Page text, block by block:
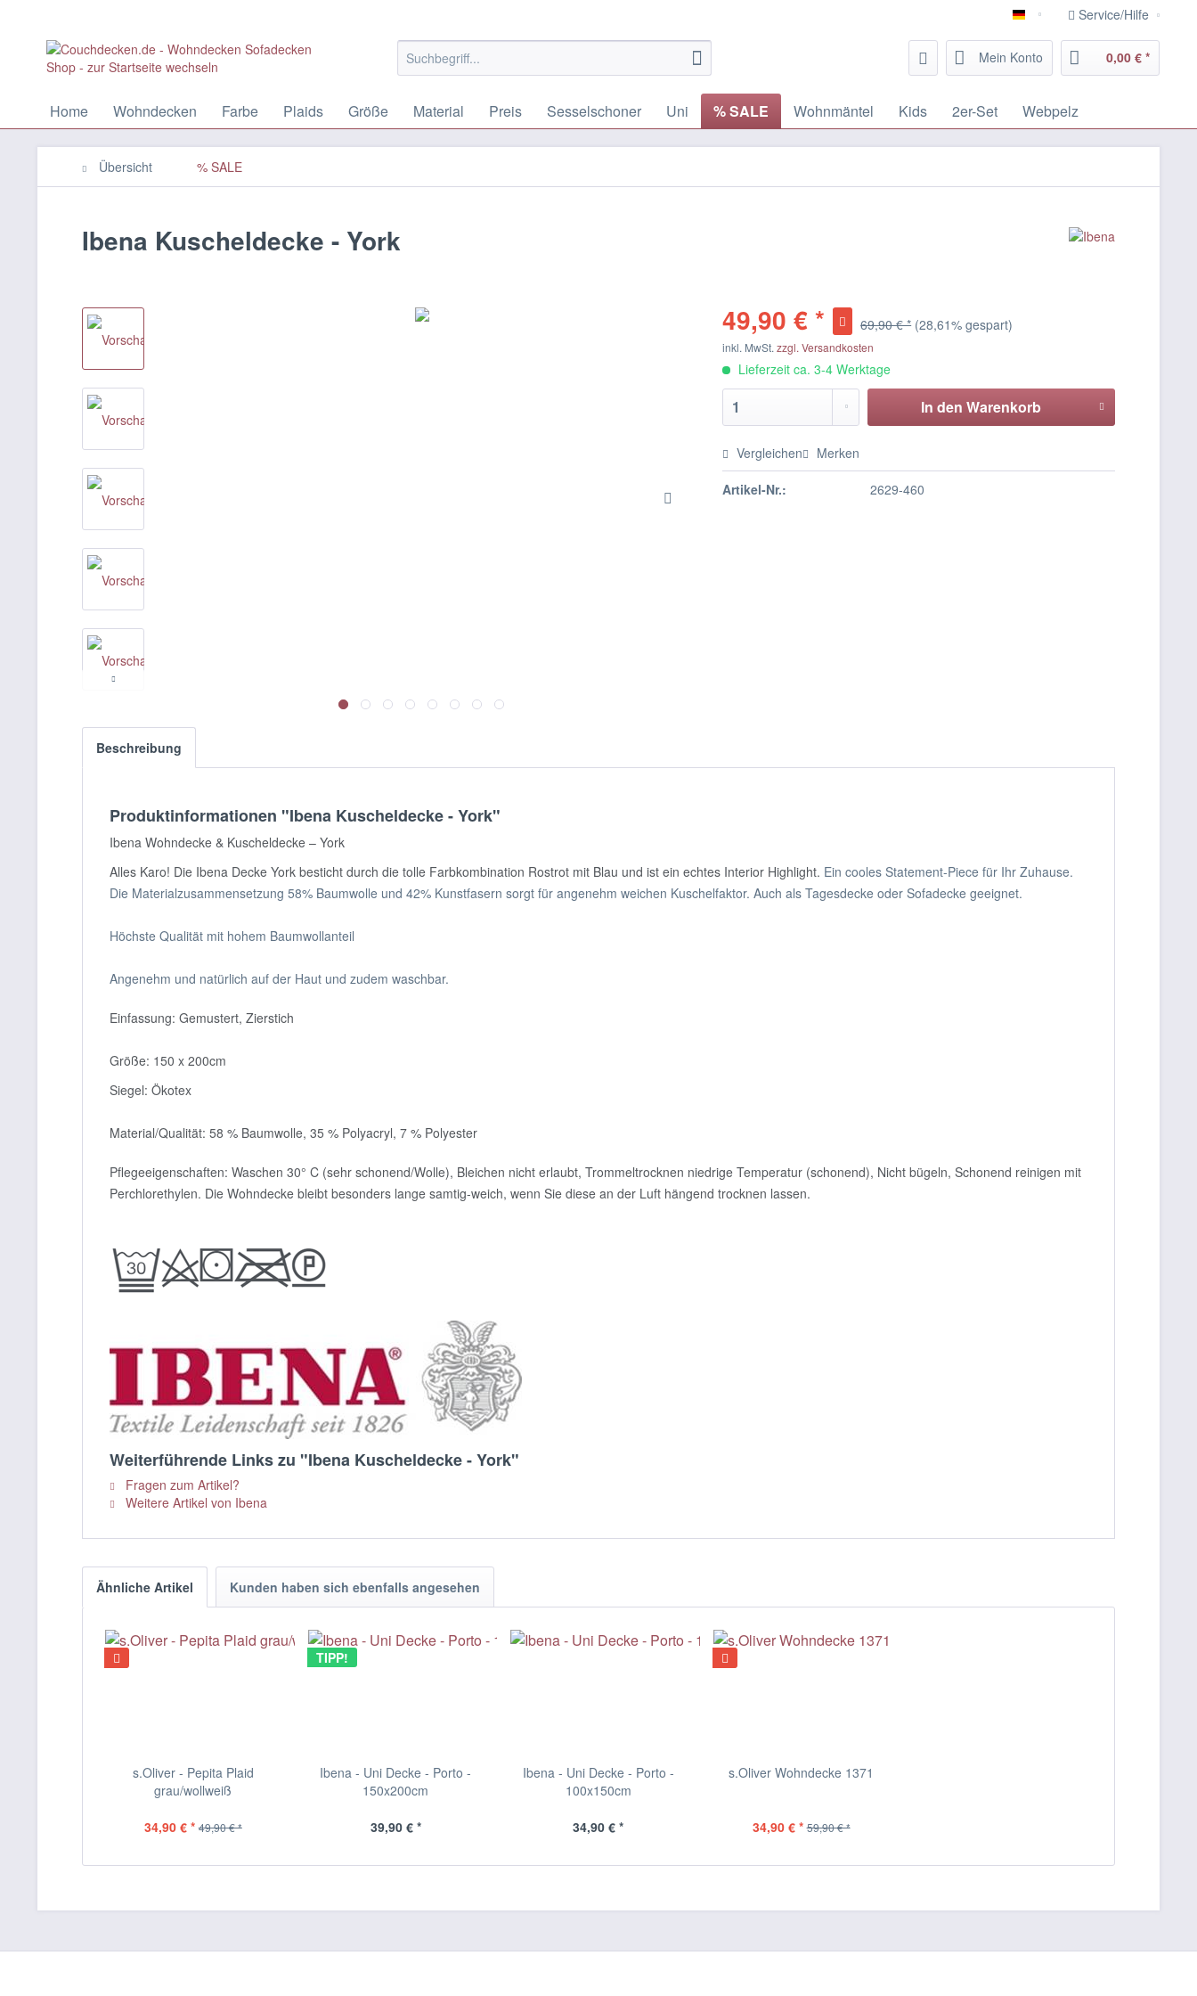
Deutsch Service/Hilfe
Mein Konto 0,00 € *
Home Wohndecken Farbe Plaids Größe Material Preis Sesselschoner Uni % SALE Wohnmäntel Kids 2er-Set Webpelz
Übersicht % SALE
Ibena Kuscheldecke - York
49,90 € * 69,90 € * (28,61% gespart)
inkl. MwSt.zzgl. Versandkosten
Lieferzeit ca. 3-4 Werktage
In den Warenkorb
Vergleichen Merken
Artikel-Nr.: 2629-460
Beschreibung
Produktinformationen "Ibena Kuscheldecke - York"
Ibena Wohndecke & Kuscheldecke – York
Alles Karo! Die Ibena Decke York besticht durch die tolle Farbkombination Rostrot mit Blau und ist ein echtes Interior Highlight. Ein cooles Statement-Piece für Ihr Zuhause.
Die Materialzusammensetzung 58% Baumwolle und 42% Kunstfasern sorgt für angenehm weichen Kuschelfaktor. Auch als Tagesdecke oder Sofadecke geeignet.
Höchste Qualität mit hohem Baumwollanteil
Angenehm und natürlich auf der Haut und zudem waschbar.
Einfassung: Gemustert, Zierstich
Größe: 150 x 200cm
Siegel: Ökotex
Material/Qualität: 58 % Baumwolle, 35 % Polyacryl, 7 % Polyester
Pflegeeigenschaften: Waschen 30° C (sehr schonend/Wolle), Bleichen nicht erlaubt, Trommeltrocknen niedrige Temperatur (schonend), Nicht bügeln, Schonend reinigen mit
Perchlorethylen. Die Wohndecke bleibt besonders lange samtig-weich, wenn Sie diese an der Luft hängend trocknen lassen.
Weiterführende Links zu "Ibena Kuscheldecke - York"
Fragen zum Artikel?
Weitere Artikel von Ibena
Ähnliche Artikel Kunden haben sich ebenfalls angesehen
s.Oliver - Pepita Plaid
grau/wollweiß
34,90 € * 49,90 € *
TIPP!
Ibena - Uni Decke - Porto -
150x200cm
39,90 € *
Ibena - Uni Decke - Porto -
100x150cm
34,90 € *
s.Oliver Wohndecke 1371
34,90 € * 59,90 € *